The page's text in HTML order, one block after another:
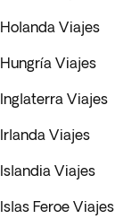
Holanda Viajes
Hungría Viajes
Inglaterra Viajes
Irlanda Viajes
Islandia Viajes
Islas Feroe Viajes